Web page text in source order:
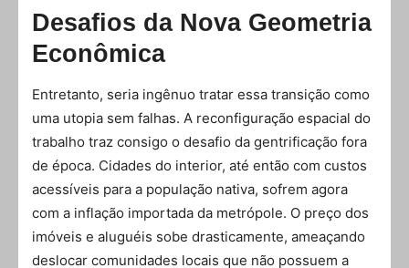
Desafios da Nova Geometria
Econômica
Entretanto, seria ingênuo tratar essa transição como
uma utopia sem falhas. A reconfiguração espacial do
trabalho traz consigo o desafio da gentrificação fora
de época. Cidades do interior, até então com custos
acessíveis para a população nativa, sofrem agora
com a inflação importada da metrópole. O preço dos
imóveis e aluguéis sobe drasticamente, ameaçando
deslocar comunidades locais que não possuem a